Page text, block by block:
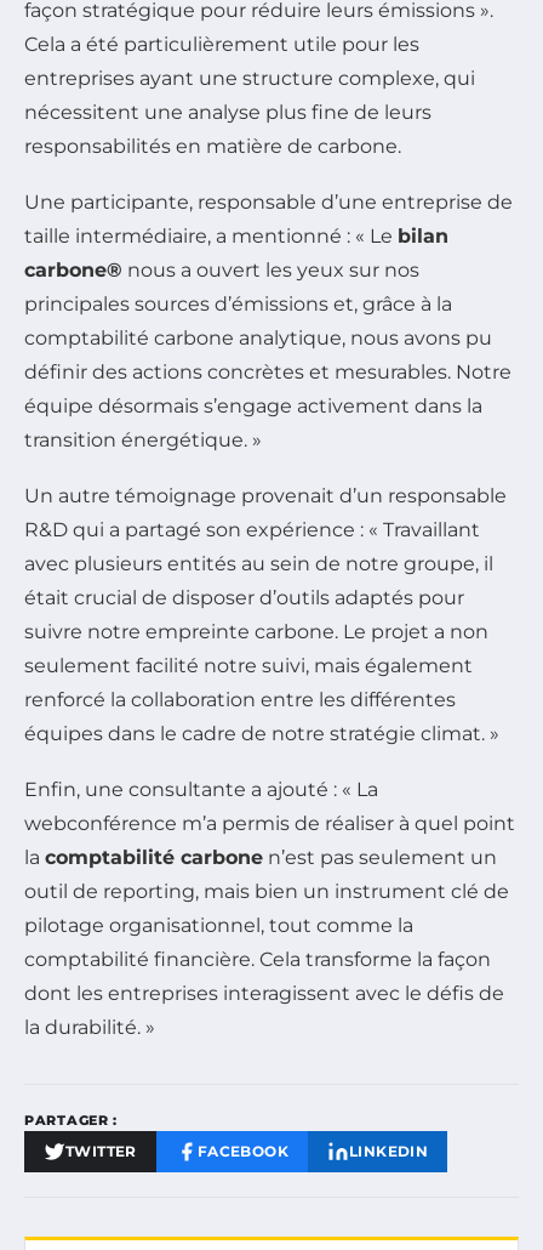
façon stratégique pour réduire leurs émissions ».
Cela a été particulièrement utile pour les
entreprises ayant une structure complexe, qui
nécessitent une analyse plus fine de leurs
responsabilités en matière de carbone.
Une participante, responsable d’une entreprise de
taille intermédiaire, a mentionné : « Le bilan
carbone® nous a ouvert les yeux sur nos
principales sources d’émissions et, grâce à la
comptabilité carbone analytique, nous avons pu
définir des actions concrètes et mesurables. Notre
équipe désormais s’engage activement dans la
transition énergétique. »
Un autre témoignage provenait d’un responsable
R&D qui a partagé son expérience : « Travaillant
avec plusieurs entités au sein de notre groupe, il
était crucial de disposer d’outils adaptés pour
suivre notre empreinte carbone. Le projet a non
seulement facilité notre suivi, mais également
renforcé la collaboration entre les différentes
équipes dans le cadre de notre stratégie climat. »
Enfin, une consultante a ajouté : « La
webconférence m’a permis de réaliser à quel point
la comptabilité carbone n’est pas seulement un
outil de reporting, mais bien un instrument clé de
pilotage organisationnel, tout comme la
comptabilité financière. Cela transforme la façon
dont les entreprises interagissent avec le défis de
la durabilité. »
PARTAGER :
TWITTER FACEBOOK LINKEDIN